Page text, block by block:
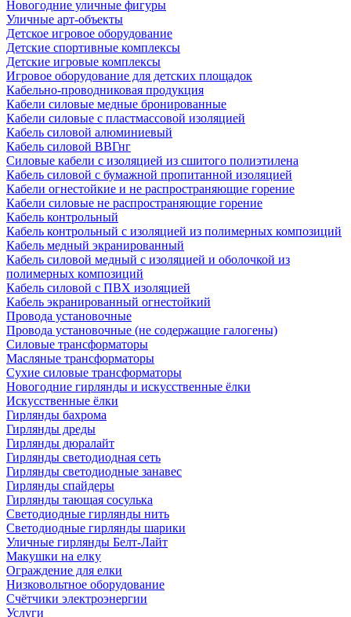
Новогодние уличные фигуры
Уличные арт-объекты
Детское игровое оборудование
Детские спортивные комплексы
Детские игровые комплексы
Игровое оборудование для детских площадок
Кабельно-проводниковая продукция
Кабели силовые медные бронированные
Кабели силовые с пластмассовой изоляцией
Кабель силовой алюминиевый
Кабель силовой ВВГнг
Силовые кабели с изоляцией из сшитого полиэтилена
Кабель силовой с бумажной пропитанной изоляцией
Кабели огнестойкие и не распространяющие горение
Кабели силовые не распространяющие горение
Кабель контрольный
Кабель контрольный с изоляцией из полимерных композиций
Кабель медный экранированный
Кабель силовой медный с изоляцией и оболочкой из
полимерных композиций
Кабель силовой с ПВХ изоляцией
Кабель экранированный огнестойкий
Провода установочные
Провода установочные (не содержащие галогены)
Силовые трансформаторы
Масляные трансформаторы
Сухие силовые трансформаторы
Новогодние гирлянды и искусственные ёлки
Искусственные ёлки
Гирлянды бахрома
Гирлянды дреды
Гирлянды дюралайт
Гирлянды светодиодная сеть
Гирлянды светодиодные занавес
Гирлянды спайдеры
Гирлянды тающая сосулька
Светодиодные гирлянды нить
Светодиодные гирлянды шарики
Уличные гирлянды Белт-Лайт
Макушки на елку
Ограждение для елки
Низковольтное оборудование
Счётчики электроэнергии
Услуги